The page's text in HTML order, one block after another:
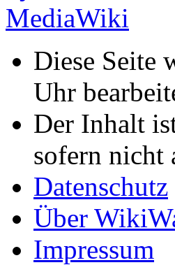
Diese Seite
Uhr
Der Inhalt
sofern nicht
Datenschutz
Über
Impressum